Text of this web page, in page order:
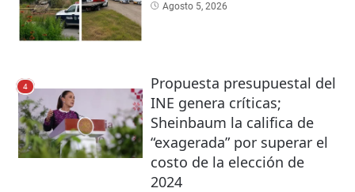
Agosto 5, 2026
4
Propuesta presupuestal del
INE genera críticas;
Sheinbaum la califica de
“exagerada” por superar el
costo de la elección de
2024